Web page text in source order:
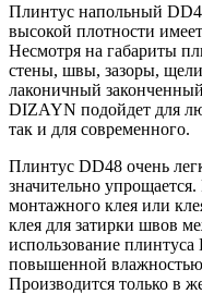
Плинтус напольный
высокой плотности
Несмотря на габариты
стены, швы, зазоры,
лаконичный
DIZAYN подойдет для
так и для современного.
Плинтус DD48 очень
значительно
монтажного клея или
клея для затирки швов
использование плинтуса
повышенной
Производится только в